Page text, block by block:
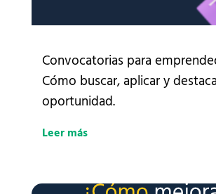
Convocatorias para
Cómo buscar, aplicar y
oportunidad.
Leer más